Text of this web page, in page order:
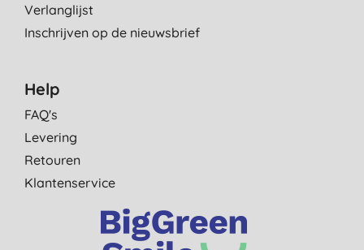
Verlanglijst
Inschrijven op de nieuwsbrief
Help
FAQ's
Levering
Retouren
Klantenservice